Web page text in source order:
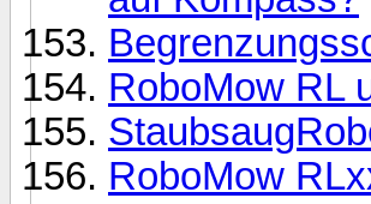
RoboMow RL
RoboMow